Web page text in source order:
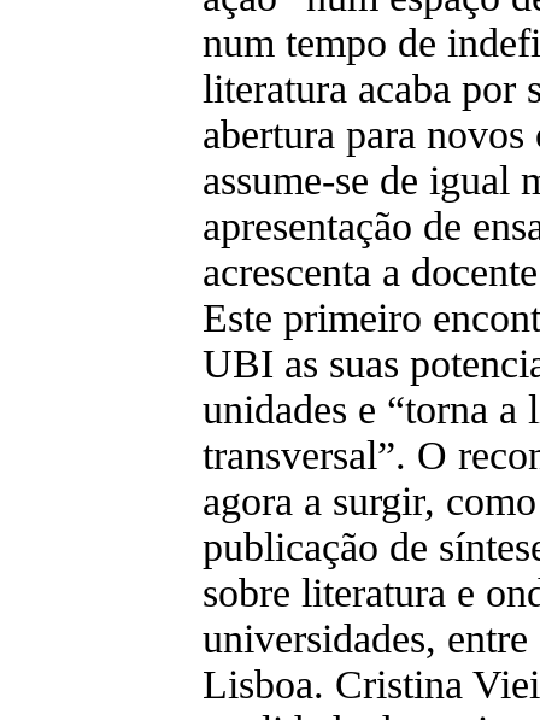
num tempo de
literatura acaba por
abertura para
assume-se de igual
apresentação de
acrescenta a
Este primeiro
UBI as suas
unidades e “torna a
transversal”. O
agora a surgir,
publicação de
sobre literatura e
universidades,
Lisboa. Cristina